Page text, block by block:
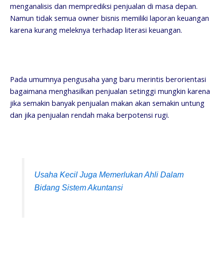
menganalisis dan memprediksi penjualan di masa depan.
Namun tidak semua owner bisnis memiliki laporan keuangan
karena kurang meleknya terhadap literasi keuangan.
Pada umumnya pengusaha yang baru merintis berorientasi
bagaimana menghasilkan penjualan setinggi mungkin karena
jika semakin banyak penjualan makan akan semakin untung
dan jika penjualan rendah maka berpotensi rugi.
Usaha Kecil Juga Memerlukan Ahli Dalam
Bidang Sistem Akuntansi